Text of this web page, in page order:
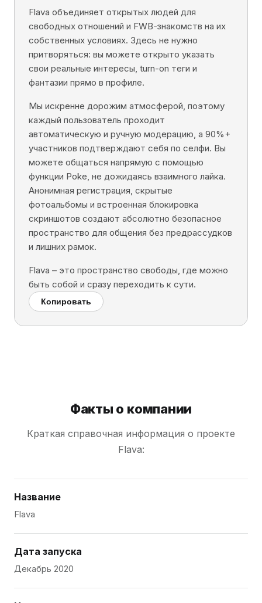
Flava объединяет открытых людей для
свободных отношений и FWB-знакомств на их
собственных условиях. Здесь не нужно
притворяться: вы можете открыто указать
свои реальные интересы, turn-on теги и
фантазии прямо в профиле.
Мы искренне дорожим атмосферой, поэтому
каждый пользователь проходит
автоматическую и ручную модерацию, а 90%+
участников подтверждают себя по селфи. Вы
можете общаться напрямую с помощью
функции Poke, не дожидаясь взаимного лайка.
Анонимная регистрация, скрытые
фотоальбомы и встроенная блокировка
скриншотов создают абсолютно безопасное
пространство для общения без предрассудков
и лишних рамок.
Flava – это пространство свободы, где можно
быть собой и сразу переходить к сути.
Копировать
Факты о компании
Краткая справочная информация о проекте
Flava:
Название
Flava
Дата запуска
Декабрь 2020